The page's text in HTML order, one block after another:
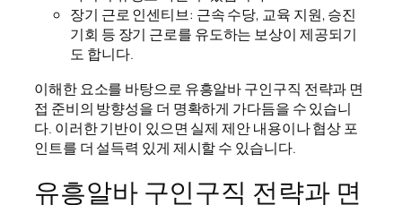
장기 근로 인센티브: 근속 수당, 교육 지원, 승진
기회 등 장기 근로를 유도하는 보상이 제공되기
도 합니다.
이해한 요소를 바탕으로 유흥알바 구인구직 전략과 면
접 준비의 방향성을 더 명확하게 가다듬을 수 있습니
다. 이러한 기반이 있으면 실제 제안 내용이나 협상 포
인트를 더 설득력 있게 제시할 수 있습니다.
유흥알바 구인구직 전략과 면